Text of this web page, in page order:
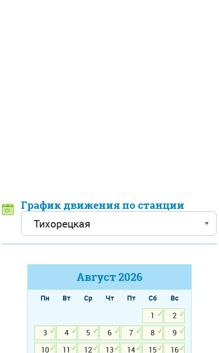
График движения по станции
Август2026
Пн Вт Ср Чт Пт Сб
Вс
1
2
3
4 5 6 7 8
9
10
11 12 13 14 15
16